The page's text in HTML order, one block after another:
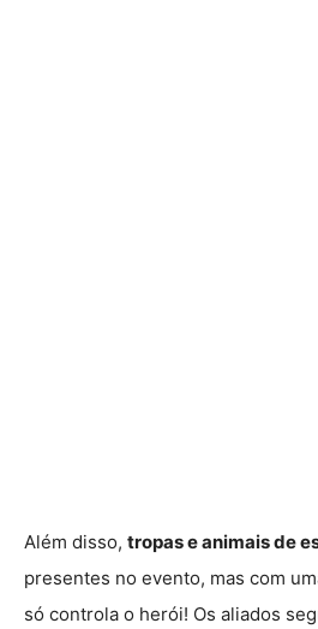
Além disso, tropas e animais de
presentes no evento, mas com
só controla o herói! Os aliados